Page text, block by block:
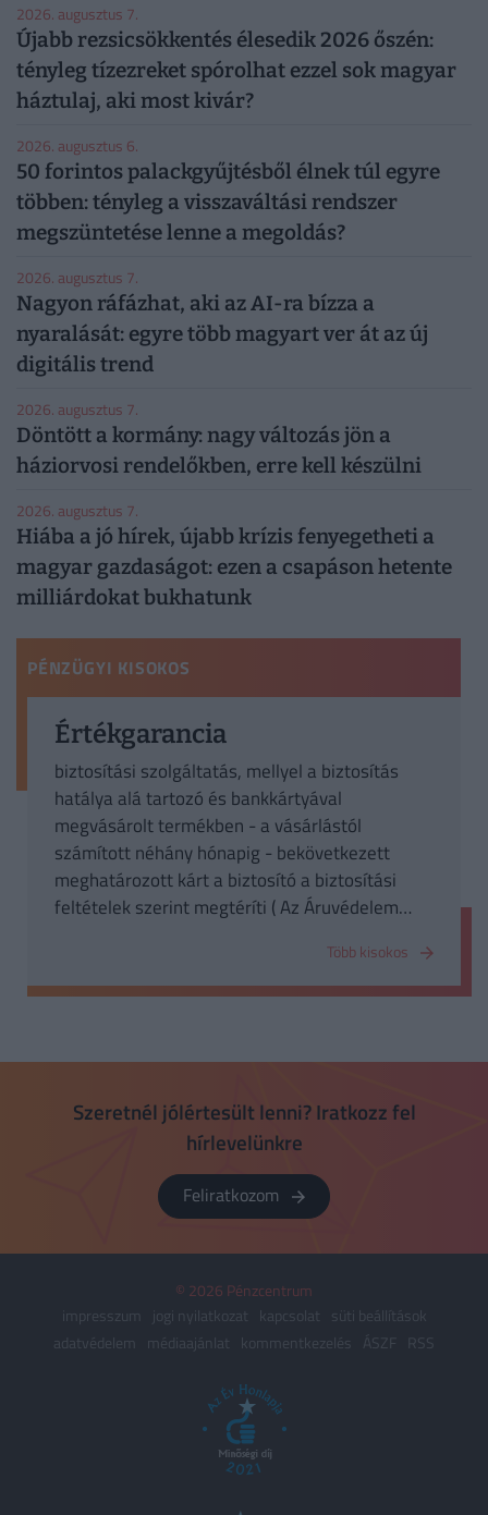
2026. augusztus 7.
Újabb rezsicsökkentés élesedik 2026 őszén:
tényleg tízezreket spórolhat ezzel sok magyar
háztulaj, aki most kivár?
2026. augusztus 6.
50 forintos palackgyűjtésből élnek túl egyre
többen: tényleg a visszaváltási rendszer
megszüntetése lenne a megoldás?
2026. augusztus 7.
Nagyon ráfázhat, aki az AI-ra bízza a
nyaralását: egyre több magyart ver át az új
digitális trend
2026. augusztus 7.
Döntött a kormány: nagy változás jön a
háziorvosi rendelőkben, erre kell készülni
2026. augusztus 7.
Hiába a jó hírek, újabb krízis fenyegetheti a
magyar gazdaságot: ezen a csapáson hetente
milliárdokat bukhatunk
PÉNZÜGYI KISOKOS
Értékgarancia
biztosítási szolgáltatás, mellyel a biztosítás
hatálya alá tartozó és bankkártyával
megvásárolt termékben - a vásárlástól
számított néhány hónapig - bekövetkezett
meghatározott kárt a biztosító a biztosítási
feltételek szerint megtéríti ( Az Áruvédelem
Több kisokos
Szeretnél jólértesült lenni? Iratkozz fel
hírlevelünkre
Feliratkozom
© 2026 Pénzcentrum
impresszum
jogi nyilatkozat kapcsolat
süti beállítások
adatvédelem
médiaajánlat kommentkezelés ÁSZF RSS